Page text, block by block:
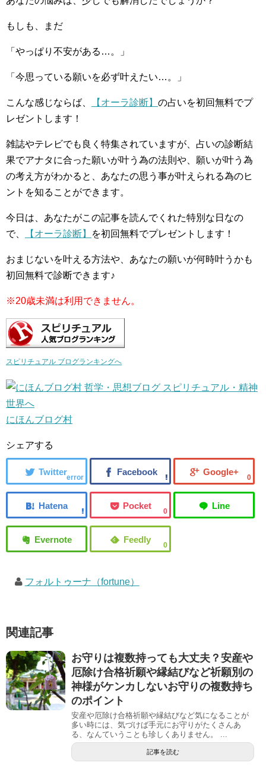
もしも、まだ
「やっぱり不安がある…。」
「今思っている願いを必ず叶えたい…。」
こんな感じならば、 【オーラ診断】 の占いを初回無料でプ
レゼントします！
雑誌やテレビでも良く特集されていますが、占いの診断結
果でアナタに合った願いが叶う為の法則や、願いが叶う為
の考え方がわかると、あなたの思う事が叶えられる為のヒ
ントを知ることができます。
今日は、あなたがこの記事を読んでくれた特別な日なの
で、
【オーラ診断】 を初回無料でプレゼントします！
おまじないを叶える方法や、あなたの願いが何時叶うかも
初回無料で診断できます♪
※20歳未満は利用できません。
スピリチュアル ブログランキングへ
にほんブログ村
シェアする
error 0
0
0
フォルトゥーナ（fortune）
関連記事
お守りは複数持っても大丈夫？安産や
厄除け合格祈願や縁結びなど祈願別の
神様がケンカしないお守りの複数持ち
のポイント
安産や厄除け合格祈願や縁結びなど気になることが
多い時には、気づけば手元にお守りがたくさんあ
る、なんていうことも珍しくありません。 ...
記事を読む